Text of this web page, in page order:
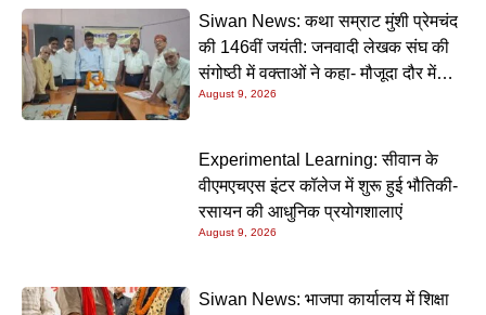
Siwan News: कथा सम्राट मुंशी प्रेमचंद
की 146वीं जयंती: जनवादी लेखक संघ की
संगोष्ठी में वक्ताओं ने कहा- मौजूदा दौर में
प्रेमचंद की रचनाएं और अधिक प्रासंगिक
August 9, 2026
Experimental Learning: सीवान के
वीएमएचएस इंटर कॉलेज में शुरू हुई भौतिकी-
रसायन की आधुनिक प्रयोगशालाएं
August 9, 2026
Siwan News: भाजपा कार्यालय में शिक्षा